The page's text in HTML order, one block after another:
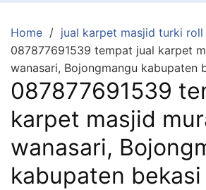
Home
jual karpet masjid turki roll
087877691539 tempat jual karpet
wanasari, Bojongmangu kabupaten
087877691539
karpet masjid
wanasari,
kabupaten bekasi